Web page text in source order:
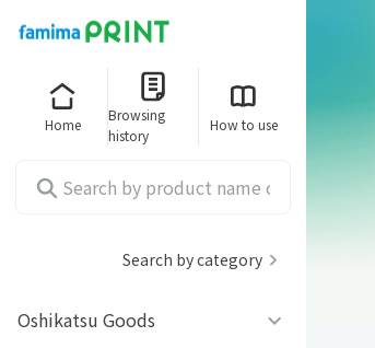
Home
Browsing
history
How to use
Search by category
Oshikatsu Goods